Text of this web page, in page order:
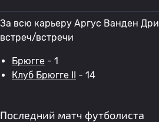
За всю карьеру Аргус Ванден
встреч/встречи
Брюгге - 1
Клуб Брюгге II - 14
Последний матч футболиста